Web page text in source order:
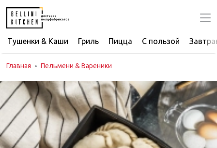
Тушенки & Каши Гриль Пицца С пользой
Главная Пельмени & Вареники